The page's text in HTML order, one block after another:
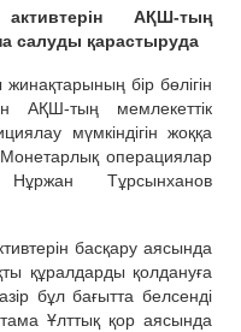
АҚШ-тың
салуды қарастыруда
бір бөлігін
АҚШ-тың мемлекеттік
мүмкіндігін жоққа
операциялар
Нұржан Тұрсынханов
басқару аясында
құралдарды қолдануға
бұл бағытта белсенді
Ұлттық қор аясында